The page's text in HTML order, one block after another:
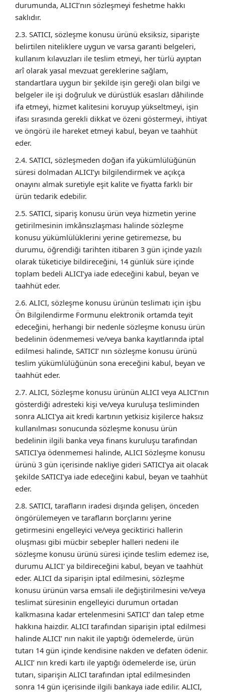
durumunda, ALICI’nın sözleşmeyi feshetme hakkı
saklıdır.
2.3. SATICI, sözleşme konusu ürünü eksiksiz, siparişte
belirtilen niteliklere uygun ve varsa garanti belgeleri,
kullanım kılavuzları ile teslim etmeyi, her türlü ayıptan
arî olarak yasal mevzuat gereklerine sağlam,
standartlara uygun bir şekilde işin gereği olan bilgi ve
belgeler ile işi doğruluk ve dürüstlük esasları dâhilinde
ifa etmeyi, hizmet kalitesini koruyup yükseltmeyi, işin
ifası sırasında gerekli dikkat ve özeni göstermeyi, ihtiyat
ve öngörü ile hareket etmeyi kabul, beyan ve taahhüt
eder.
2.4. SATICI, sözleşmeden doğan ifa yükümlülüğünün
süresi dolmadan ALICI’yı bilgilendirmek ve açıkça
onayını almak suretiyle eşit kalite ve fiyatta farklı bir
ürün tedarik edebilir.
2.5. SATICI, sipariş konusu ürün veya hizmetin yerine
getirilmesinin imkânsızlaşması halinde sözleşme
konusu yükümlülüklerini yerine getiremezse, bu
durumu, öğrendiği tarihten itibaren 3 gün içinde yazılı
olarak tüketiciye bildireceğini, 14 günlük süre içinde
toplam bedeli ALICI’ya iade edeceğini kabul, beyan ve
taahhüt eder.
2.6. ALICI, sözleşme konusu ürünün teslimatı için işbu
Ön Bilgilendirme Formunu elektronik ortamda teyit
edeceğini, herhangi bir nedenle sözleşme konusu ürün
bedelinin ödenmemesi ve/veya banka kayıtlarında iptal
edilmesi halinde, SATICI’ nın sözleşme konusu ürünü
teslim yükümlülüğünün sona ereceğini kabul, beyan ve
taahhüt eder.
2.7. ALICI, Sözleşme konusu ürünün ALICI veya ALICI’nın
gösterdiği adresteki kişi ve/veya kuruluşa tesliminden
sonra ALICI'ya ait kredi kartının yetkisiz kişilerce haksız
kullanılması sonucunda sözleşme konusu ürün
bedelinin ilgili banka veya finans kuruluşu tarafından
SATICI'ya ödenmemesi halinde, ALICI Sözleşme konusu
ürünü 3 gün içerisinde nakliye gideri SATICI’ya ait olacak
şekilde SATICI’ya iade edeceğini kabul, beyan ve taahhüt
eder.
2.8. SATICI, tarafların iradesi dışında gelişen, önceden
öngörülemeyen ve tarafların borçlarını yerine
getirmesini engelleyici ve/veya geciktirici hallerin
oluşması gibi mücbir sebepler halleri nedeni ile
sözleşme konusu ürünü süresi içinde teslim edemez ise,
durumu ALICI' ya bildireceğini kabul, beyan ve taahhüt
eder. ALICI da siparişin iptal edilmesini, sözleşme
konusu ürünün varsa emsali ile değiştirilmesini ve/veya
teslimat süresinin engelleyici durumun ortadan
kalkmasına kadar ertelenmesini SATICI’ dan talep etme
hakkına haizdir. ALICI tarafından siparişin iptal edilmesi
halinde ALICI’ nın nakit ile yaptığı ödemelerde, ürün
tutarı 14 gün içinde kendisine nakden ve defaten ödenir.
ALICI’ nın kredi kartı ile yaptığı ödemelerde ise, ürün
tutarı, siparişin ALICI tarafından iptal edilmesinden
sonra 14 gün içerisinde ilgili bankaya iade edilir. ALICI,